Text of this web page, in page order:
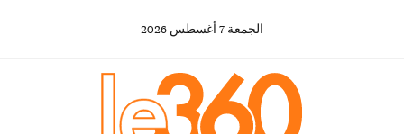
الجمعة 7 أغسطس 2026